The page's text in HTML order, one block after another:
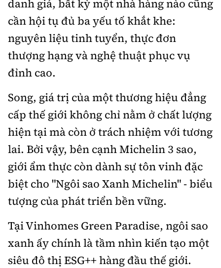
danh giá, bất kỳ một nhà hàng nào cũng
cần hội tụ đủ ba yếu tố khắt khe:
nguyên liệu tinh tuyển, thực đơn
thượng hạng và nghệ thuật phục vụ
đỉnh cao.
Song, giá trị của một thương hiệu đẳng
cấp thế giới không chỉ nằm ở chất lượng
hiện tại mà còn ở trách nhiệm với tương
lai. Bởi vậy, bên cạnh Michelin 3 sao,
giới ẩm thực còn dành sự tôn vinh đặc
biệt cho "Ngôi sao Xanh Michelin" - biểu
tượng của phát triển bền vững.
Tại Vinhomes Green Paradise, ngôi sao
xanh ấy chính là tầm nhìn kiến tạo một
siêu đô thị ESG++ hàng đầu thế giới.